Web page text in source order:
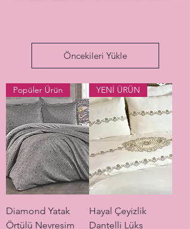
Öncekileri Yükle
Popüler Ürün
Diamond Yatak
Örtülü Nevresim
YENİ ÜRÜN
Hayal Çeyizlik
Dantelli Lüks